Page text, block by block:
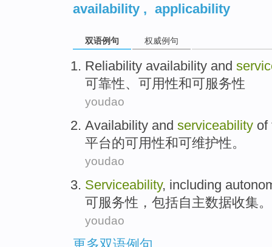
availability , applicability
双语例句 权威例句
Reliability availability and
可靠性、 可用性和可服务性
youdao
Availability and serviceability of
平台的可用性和可维护性。
youdao
Serviceability, including
可服务性 ， 包括自主数据收集。
youdao